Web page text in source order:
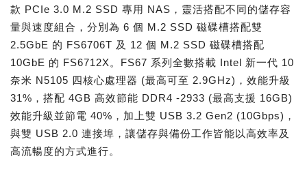
款 PCIe 3.0 M.2 SSD 專用 NAS，靈活搭配不同的儲存容
量與速度組合，分別為 6 個 M.2 SSD 磁碟槽搭配雙
2.5GbE 的 FS6706T 及 12 個 M.2 SSD 磁碟槽搭配
10GbE 的 FS6712X。FS67 系列全數搭載 Intel 新一代 10
奈米 N5105 四核心處理器 (最高可至 2.9GHz)，效能升級
31%，搭配 4GB 高效節能 DDR4 -2933 (最高支援 16GB)
效能升級並節電 40%，加上雙 USB 3.2 Gen2 (10Gbps)，
與雙 USB 2.0 連接埠，讓儲存與備份工作皆能以高效率及
高流暢度的方式進行。